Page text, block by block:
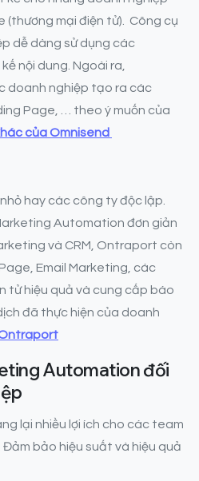
(thương mại điện tử). Công cụ
dễ dàng sử dụng các
nội dung. Ngoài ra,
doanh nghiệp tạo ra các
Page, … theo ý muốn của
của Omnisend
hay các công ty độc lập.
Automation đơn giản
và CRM, Ontraport còn
Email Marketing, các
tử hiệu quả và cung cấp báo
đã thực hiện của doanh
Automation đối
lại nhiều lợi ích cho các team
bảo hiệu suất và hiệu quả